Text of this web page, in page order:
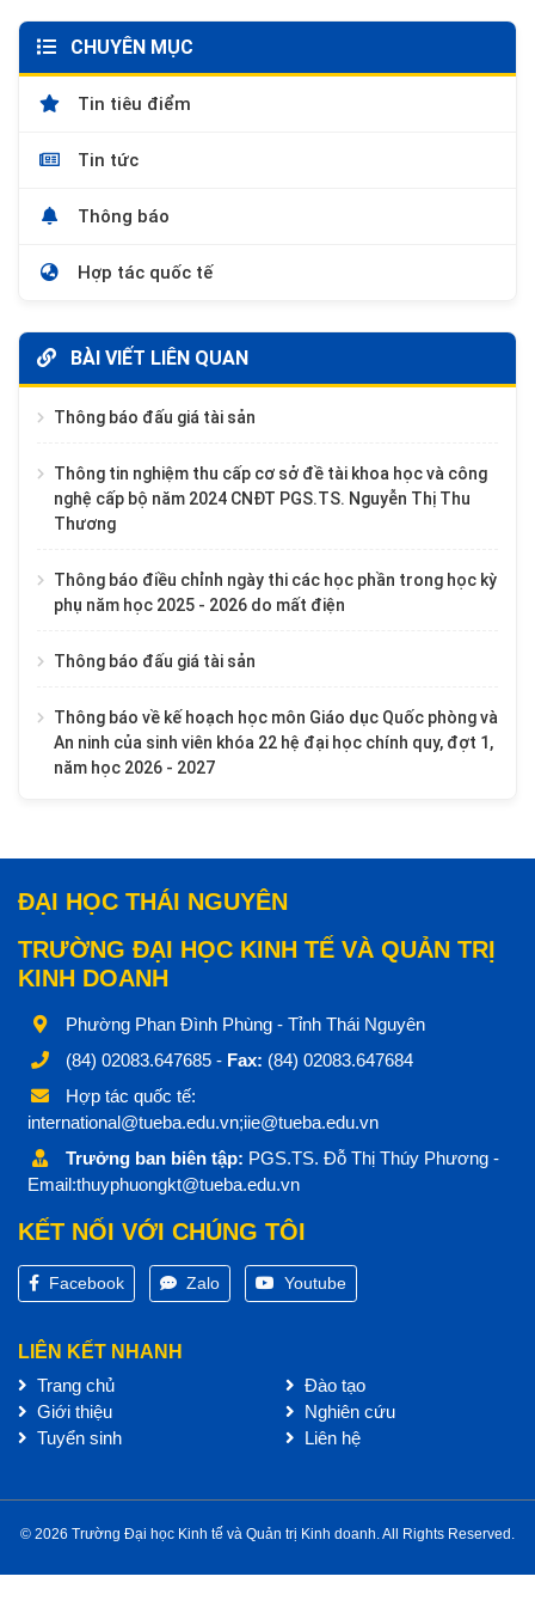
CHUYÊN MỤC
Tin tiêu điểm
Tin tức
Thông báo
Hợp tác quốc tế
BÀI VIẾT LIÊN QUAN
Thông báo đấu giá tài sản
Thông tin nghiệm thu cấp cơ sở đề tài khoa học và công
nghệ cấp bộ năm 2024 CNĐT PGS.TS. Nguyễn Thị Thu
Thương
Thông báo điều chỉnh ngày thi các học phần trong học kỳ
phụ năm học 2025 - 2026 do mất điện
Thông báo đấu giá tài sản
Thông báo về kế hoạch học môn Giáo dục Quốc phòng và
An ninh của sinh viên khóa 22 hệ đại học chính quy, đợt 1,
năm học 2026 - 2027
ĐẠI HỌC THÁI NGUYÊN
TRƯỜNG ĐẠI HỌC KINH TẾ VÀ QUẢN TRỊ
KINH DOANH
Phường Phan Đình Phùng - Tỉnh Thái Nguyên
(84) 02083.647685 - Fax: (84) 02083.647684
Hợp tác quốc tế:
international@tueba.edu.vn;iie@tueba.edu.vn
Trưởng ban biên tập: PGS.TS. Đỗ Thị Thúy Phương -
Email:thuyphuongkt@tueba.edu.vn
KẾT NỐI VỚI CHÚNG TÔI
Facebook Zalo Youtube
LIÊN KẾT NHANH
Trang chủ
Giới thiệu
Tuyển sinh
Đào tạo
Nghiên cứu
Liên hệ
© 2026 Trường Đại học Kinh tế và Quản trị Kinh doanh. All Rights Reserved.